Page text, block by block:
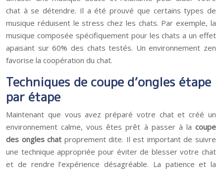
chat à se détendre. Il a été prouvé que certains types de
musique réduisent le stress chez les chats. Par exemple, la
musique composée spécifiquement pour les chats a un effet
apaisant sur 60% des chats testés. Un environnement zen
favorise la coopération du chat.
Techniques de coupe d’ongles étape
par étape
Maintenant que vous avez préparé votre chat et créé un
environnement calme, vous êtes prêt à passer à la coupe
des ongles chat proprement dite. Il est important de suivre
une technique appropriée pour éviter de blesser votre chat
et de rendre l’expérience désagréable. La patience et la